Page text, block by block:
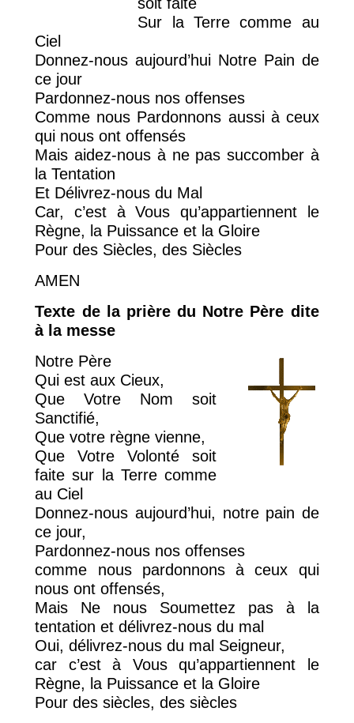
Sur la Terre comme au
Ciel
Donnez-nous aujourd’hui Notre Pain de
ce jour
Pardonnez-nous nos offenses
Comme nous Pardonnons aussi à ceux
qui nous ont offensés
Mais aidez-nous à ne pas succomber à
la Tentation
Et Délivrez-nous du Mal
Car, c’est à Vous qu’appartiennent le
Règne, la Puissance et la Gloire
Pour des Siècles, des Siècles
AMEN
Texte de la prière du Notre Père dite
à la messe
Notre Père
Qui est aux Cieux,
Que Votre Nom soit
Sanctifié,
Que votre règne vienne,
Que Votre Volonté soit
faite sur la Terre comme
au Ciel
Donnez-nous aujourd’hui, notre pain de
ce jour,
Pardonnez-nous nos offenses
comme nous pardonnons à ceux qui
nous ont offensés,
Mais Ne nous Soumettez pas à la
tentation et délivrez-nous du mal
Oui, délivrez-nous du mal Seigneur,
car c’est à Vous qu’appartiennent le
Règne, la Puissance et la Gloire
Pour des siècles, des siècles